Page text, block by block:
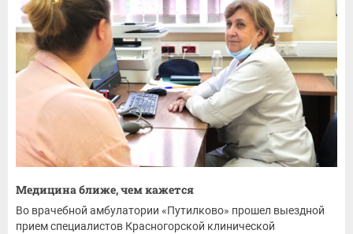
Медицина ближе, чем кажется
Во врачебной амбулатории «Путилково» прошел выездной
прием специалистов Красногорской клинической